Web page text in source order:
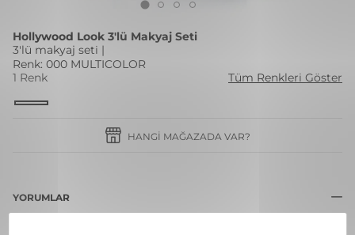
Hollywood Look 3'lü Makyaj Seti
3'lü makyaj seti |
Renk: 000 MULTICOLOR
1 Renk
Tüm Renkleri Göster
HANGI MAĞAZADA VAR?
YORUMLAR